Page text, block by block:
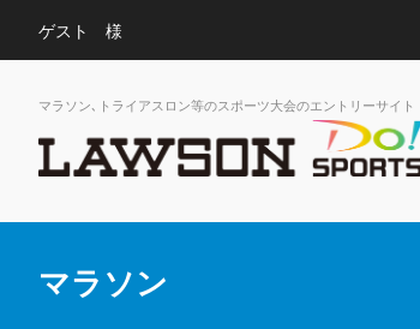
ゲスト 様
マラソン､トライアスロン等のスポーツ大会のエントリーサイト
マラソン